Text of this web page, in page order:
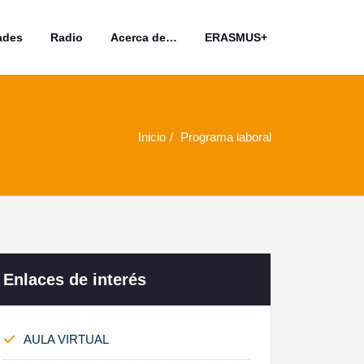
Radio Acerca de… ERASMUS+
Inicio Programa laboral
Enlaces de interés
AULA VIRTUAL